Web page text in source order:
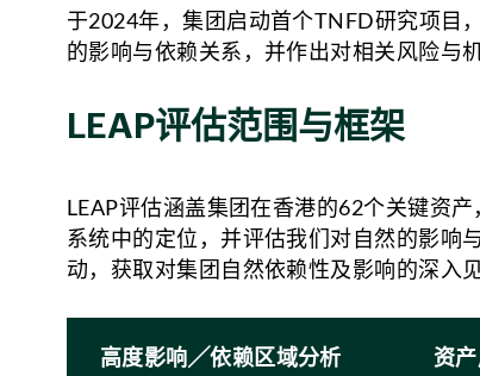
于2024年，集团启动首个TNFD研究项目
的影响与依赖关系，并作出对相关风险与
LEAP评估范围与框架
LEAP评估涵盖集团在香港的62个关键资
系统中的定位，并评估我们对自然的影响
动，获取对集团自然依赖性及影响的深入见
高度影响╱依赖区域分析 资